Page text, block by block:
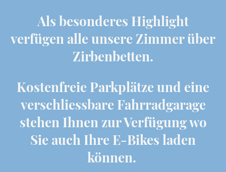
Als besonderes Highlight
verfügen alle unsere Zimmer über
Zirbenbetten.
Kostenfreie Parkplätze und eine
verschliessbare Fahrradgarage
stehen Ihnen zur Verfügung wo
Sie auch Ihre E-Bikes laden
können.